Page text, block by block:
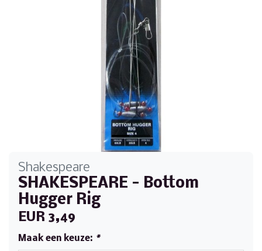
Shakespeare
SHAKESPEARE - Bottom
Hugger Rig
EUR 3,49
Maak een keuze: *